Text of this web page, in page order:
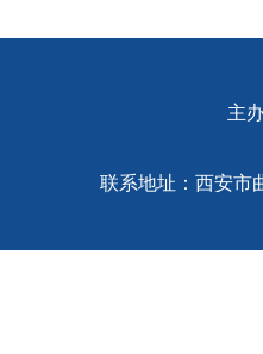
主
联系地址：西安市